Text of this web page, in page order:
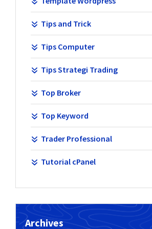
Tips and Trick
Tips Computer
Tips Strategi Trading
Top Broker
Top Keyword
Trader Professional
Tutorial cPanel
Archives